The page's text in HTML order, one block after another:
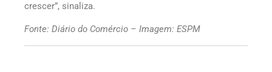
crescer”, sinaliza.
Fonte: Diário do Comércio – Imagem: ESPM